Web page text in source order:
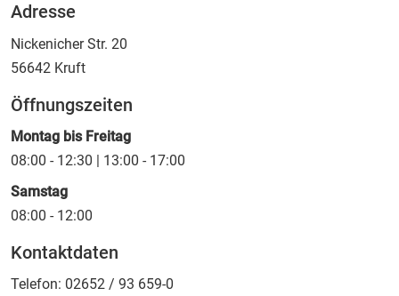
Adresse
Nickenicher Str. 20
56642 Kruft
Öffnungszeiten
Montag bis Freitag
08:00 - 12:30 | 13:00 - 17:00
Samstag
08:00 - 12:00
Kontaktdaten
Telefon: 02652 / 93 659-0